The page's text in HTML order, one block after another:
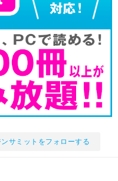
ンサミットをフォローする